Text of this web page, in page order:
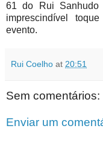
61 do Rui
imprescindível
evento.
Rui Coelho at 20:51
Sem comentários:
Enviar um